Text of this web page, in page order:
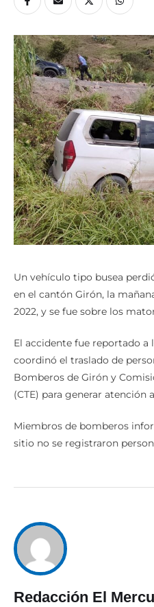
Un vehículo tipo busea
en el cantón Girón, la
2022, y se fue sobre los
El accidente fue reportado a
coordinó el traslado de
Bomberos de Girón y
(CTE) para generar atención
Miembros de bomberos
sitio no se registraron
Redacción El